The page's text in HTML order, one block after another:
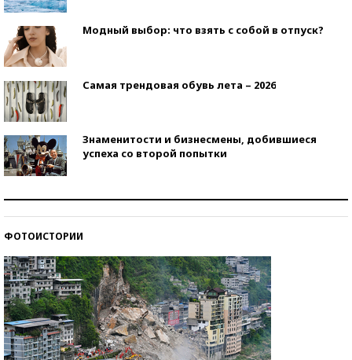
Модный выбор: что взять с собой в отпуск?
Самая трендовая обувь лета – 2026
Знаменитости и бизнесмены, добившиеся
успеха со второй попытки
ФОТОИСТОРИИ